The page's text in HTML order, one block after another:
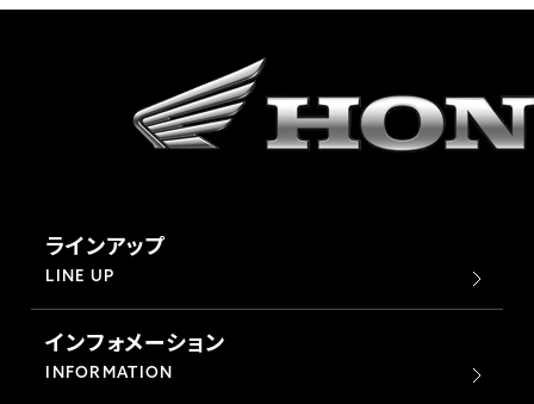
ラインアップ
LINE UP
インフォメーション
INFORMATION
ホンダドリーム 狭山
ホンダドリーム 東浦和
ホンダドリーム 新座
茨城県